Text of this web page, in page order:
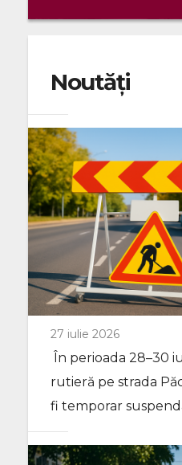
Noutăți
27 iulie 2026
În perioada 28–30
rutieră pe strada
fi temporar